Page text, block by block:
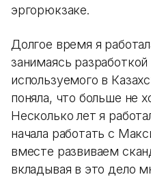
эргорюкзаке.
Долгое время я
занимаясь
используемого в
поняла, что больше не
Несколько лет я
начала работать с
вместе развиваем
вкладывая в это дело